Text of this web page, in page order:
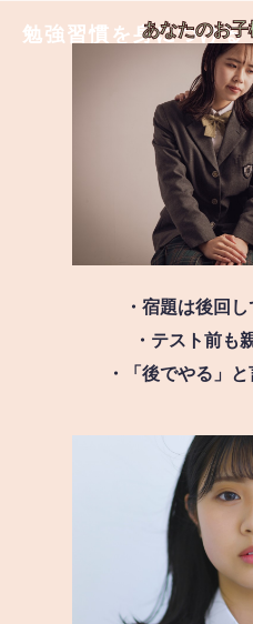
勉強習慣を身につける
あなたのお子
・宿題は後回
・テスト前も
・「後でやる」